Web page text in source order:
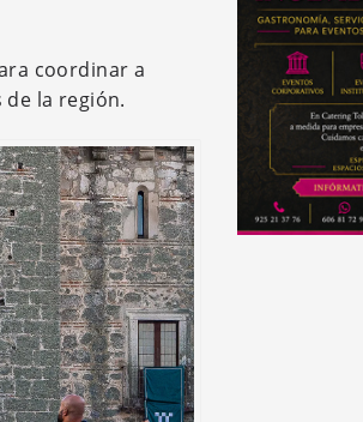
coordinar a
la región.